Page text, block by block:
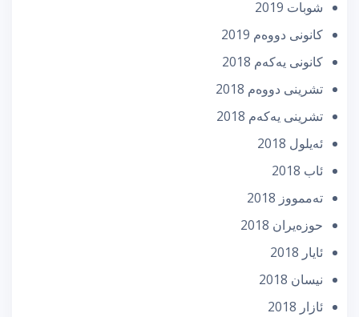
شوبات 2019
كانونی دووه‌م 2019
كانونی یه‌كه‌م 2018
تشرینی دووه‌م 2018
تشرینی یه‌كه‌م 2018
ئه‌یلول 2018
ئاب 2018
تەممووز 2018
حوزه‌یران 2018
ئایار 2018
نیسان 2018
ئازار 2018